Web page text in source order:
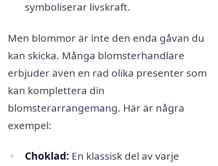
symboliserar livskraft.
Men blommor är inte den enda gåvan du
kan skicka. Många blomsterhandlare
erbjuder även en rad olika presenter som
kan komplettera din
blomsterarrangemang. Här är några
exempel:
Choklad: En klassisk del av varje